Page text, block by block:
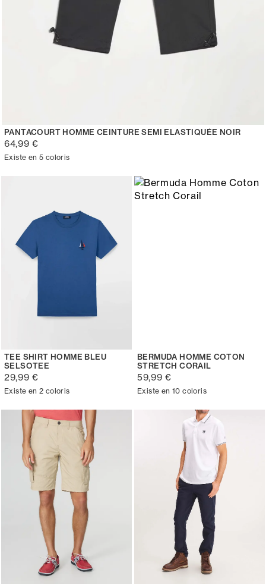
PANTACOURT HOMME CEINTURE SEMI ELASTIQUÉE NOIR
64,99 €
Existe en 5 coloris
TEE SHIRT HOMME BLEU
SELSOTEE
29,99 €
Existe en 2 coloris
BERMUDA HOMME COTON
STRETCH CORAIL
59,99 €
Existe en 10 coloris